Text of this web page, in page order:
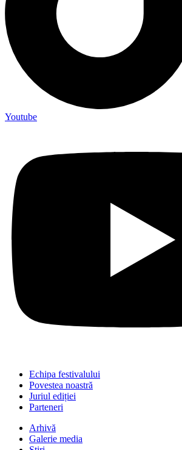
Youtube
Echipa festivalului
Povestea noastră
Juriul ediției
Parteneri
Arhivă
Galerie media